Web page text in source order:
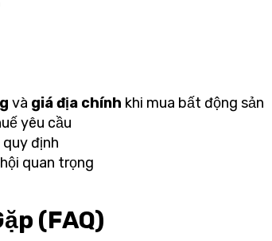
và giá địa chính khi mua bất động sản
yêu cầu
định
quan trọng
(FAQ)